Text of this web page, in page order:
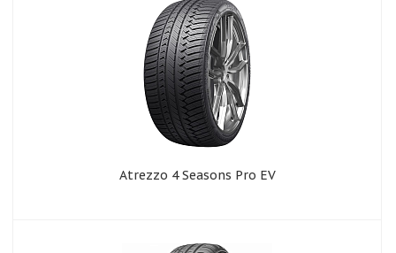
Atrezzo 4 Seasons Pro EV